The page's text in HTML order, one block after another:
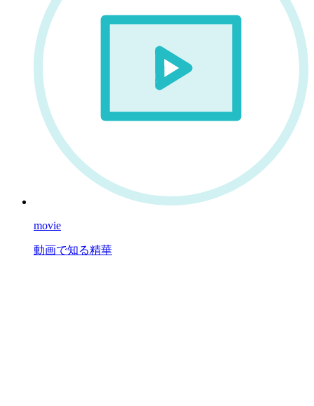
movie
動画で知る精華